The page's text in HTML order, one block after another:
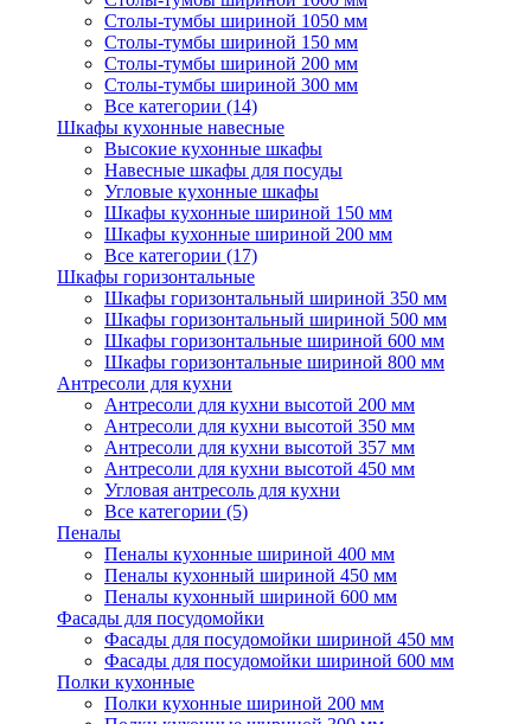
Столы-тумбы шириной 1050 мм
Столы-тумбы шириной 150 мм
Столы-тумбы шириной 200 мм
Столы-тумбы шириной 300 мм
Все категории (14)
Шкафы кухонные навесные
Высокие кухонные шкафы
Навесные шкафы для посуды
Угловые кухонные шкафы
Шкафы кухонные шириной 150 мм
Шкафы кухонные шириной 200 мм
Все категории (17)
Шкафы горизонтальные
Шкафы горизонтальный шириной 350 мм
Шкафы горизонтальный шириной 500 мм
Шкафы горизонтальные шириной 600 мм
Шкафы горизонтальные шириной 800 мм
Антресоли для кухни
Антресоли для кухни высотой 200 мм
Антресоли для кухни высотой 350 мм
Антресоли для кухни высотой 357 мм
Антресоли для кухни высотой 450 мм
Угловая антресоль для кухни
Все категории (5)
Пеналы
Пеналы кухонные шириной 400 мм
Пеналы кухонный шириной 450 мм
Пеналы кухонный шириной 600 мм
Фасады для посудомойки
Фасады для посудомойки шириной 450 мм
Фасады для посудомойки шириной 600 мм
Полки кухонные
Полки кухонные шириной 200 мм